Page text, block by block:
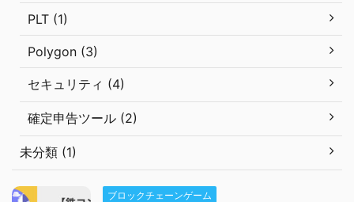
PLT (1)
Polygon (3)
セキュリティ (4)
確定申告ツール (2)
未分類 (1)
ブロックチェーンゲーム